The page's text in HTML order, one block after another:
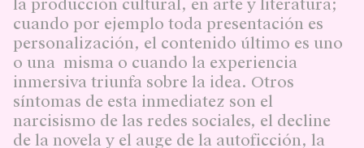
la producción cultural, en arte y literatura;
cuando por ejemplo toda presentación es
personalización, el contenido último es uno
o una misma o cuando la experiencia
inmersiva triunfa sobre la idea. Otros
síntomas de esta inmediatez son el
narcisismo de las redes sociales, el decline
de la novela y el auge de la autoficción, la